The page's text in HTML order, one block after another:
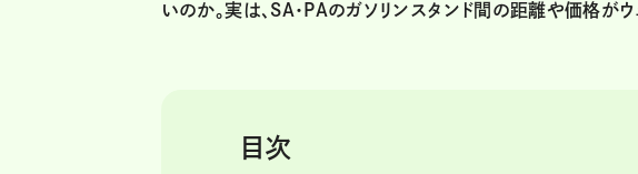
いのか。実は、SA・PAのガソリンスタンド間の距離や価格が
目次